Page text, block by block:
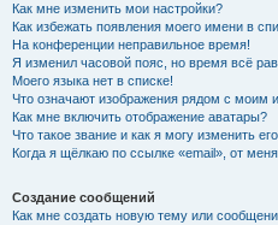
Как мне изменить мои настройки?
Как избежать появления моего имени в
На конференции неправильное время!
Я изменил часовой пояс, но время всё
Моего языка нет в списке!
Что означают изображения рядом с моим
Как мне включить отображение аватары?
Что такое звание и как я могу изменить
Когда я щёлкаю по ссылке «email», от
Создание сообщений
Как мне создать новую тему или